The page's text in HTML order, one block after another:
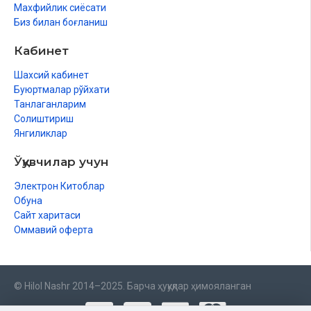
Махфийлик сиёсати
Биз билан боғланиш
Кабинет
Шахсий кабинет
Буюртмалар рўйхати
Танлаганларим
Солиштириш
Янгиликлар
Ўқувчилар учун
Электрон Китоблар
Обуна
Сайт харитаси
Оммавий оферта
© Hilol Nashr 2014–2025. Барча ҳуқуқлар ҳимояланган